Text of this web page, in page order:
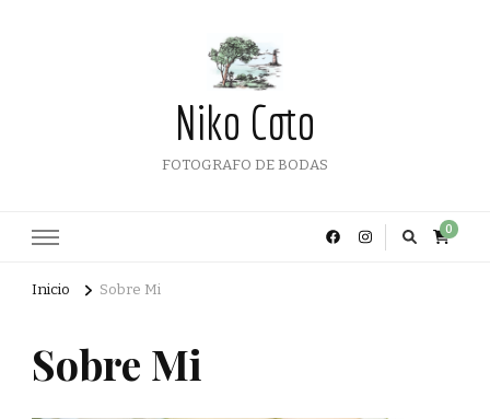
Niko Coto
FOTOGRAFO DE BODAS
0
Inicio Sobre Mi
Sobre Mi